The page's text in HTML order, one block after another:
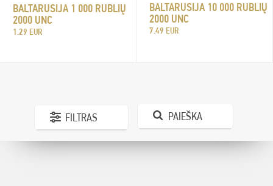
BALTARUSIJA 1 000 RUBLIŲ
2000 UNC
1.29 EUR
BALTARUSIJA 10 000 RUBLIŲ
2000 UNC
7.49 EUR
FILTRAS PAIEŠKA